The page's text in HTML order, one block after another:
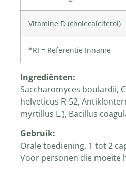
Vitamine D (cholecalciferol)
*RI = Referentie Inname
Ingrediënten:
Saccharomyces boulardii,
helveticus R-52,
myrtillus L.), Bacillus
Gebruik:
Orale toediening. 1 tot 2
Voor personen die moeite